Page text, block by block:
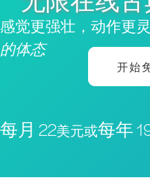
感觉更强壮，动作更
的体态
开始
每月 22美元或每年